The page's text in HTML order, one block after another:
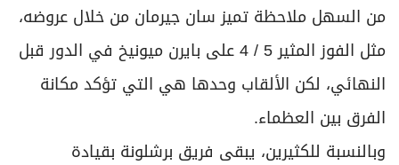
من السهل ملاحظة تميز سان جيرمان من خلال عروضه،
مثل الفوز المثير 5 / 4 على بايرن ميونيخ في الدور قبل
النهائي، لكن الألقاب وحدها هي التي تؤكد مكانة
الفرق بين العظماء.
وبالنسبة للكثيرين، يبقى فريق برشلونة بقيادة